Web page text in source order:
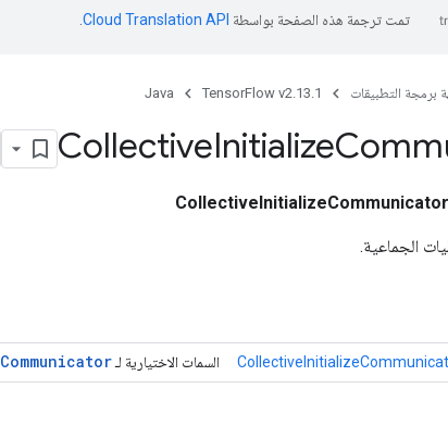
تمت ترجمة هذه الصفحة بواسطة Cloud Translation API‏
برمجة التطبيقات TensorFlow v2.13.1
Java
CollectiveInitialize
CollectiveInitializeCommunicator
الجماعية.
السمات الاختيارية لـCommunicator